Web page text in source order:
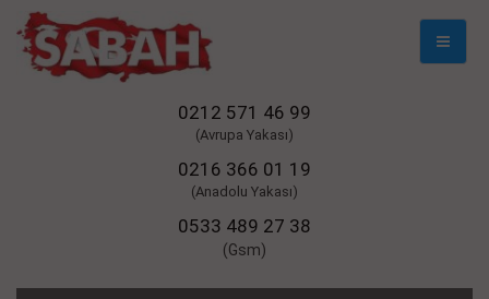
Mobil
0212 571 46 99
(Avrupa Yakası)
0216 366 01 19
(Anadolu Yakası)
0533 489 27 38
(Gsm)